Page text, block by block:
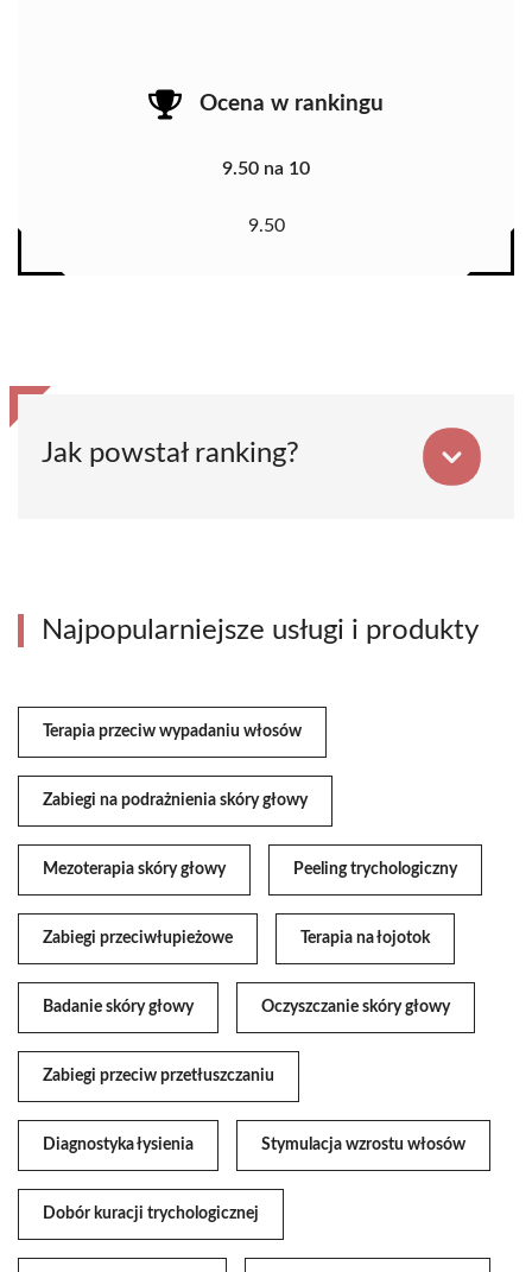
Ocena w rankingu
9.50 na 10
9.50
Jak powstał ranking?
Najpopularniejsze usługi i produkty
Terapia przeciw wypadaniu włosów
Zabiegi na podrażnienia skóry głowy
Mezoterapia skóry głowy Peeling trychologiczny
Zabiegi przeciwłupieżowe Terapia na łojotok
Badanie skóry głowy Oczyszczanie skóry głowy
Zabiegi przeciw przetłuszczaniu
Diagnostyka łysienia Stymulacja wzrostu włosów
Dobór kuracji trychologicznej